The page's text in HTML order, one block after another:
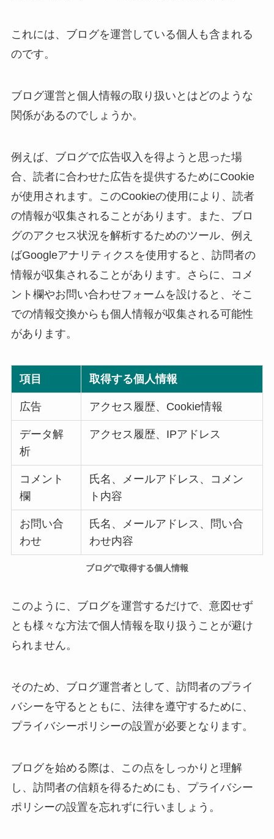
これには、ブログを運営している個人も含まれる
のです。
ブログ運営と個人情報の取り扱いとはどのような
関係があるのでしょうか。
例えば、ブログで広告収入を得ようと思った場
合、読者に合わせた広告を提供するためにCookie
が使用されます。このCookieの使用により、読者
の情報が収集されることがあります。また、ブロ
グのアクセス状況を解析するためのツール、例え
ばGoogleアナリティクスを使用すると、訪問者の
情報が収集されることがあります。さらに、コメ
ント欄やお問い合わせフォームを設けると、そこ
での情報交換からも個人情報が収集される可能性
があります。
項目 取得する個人情報
広告 アクセス履歴、Cookie情報
データ解
析
アクセス履歴、IPアドレス
コメント
欄
氏名、メールアドレス、コメン
ト内容
お問い合
わせ
氏名、メールアドレス、問い合
わせ内容
ブログで取得する個人情報
このように、ブログを運営するだけで、意図せず
とも様々な方法で個人情報を取り扱うことが避け
られません。
そのため、ブログ運営者として、訪問者のプライ
バシーを守るとともに、法律を遵守するために、
プライバシーポリシーの設置が必要となります。
ブログを始める際は、この点をしっかりと理解
し、訪問者の信頼を得るためにも、プライバシー
ポリシーの設置を忘れずに行いましょう。